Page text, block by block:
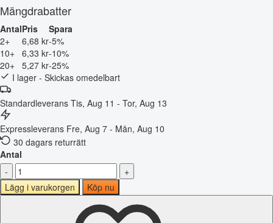
Mängdrabatter
AntalPris
Spara
2+
6,68 kr-5%
10+ 6,33 kr-10%
20+ 5,27 kr-25%
I lager - Skickas omedelbart
Standardleverans Tis, Aug 11 - Tor, Aug 13
Expressleverans Fre, Aug 7 - Mån, Aug 10
30 dagars returrätt
Antal
-
+
Lägg i varukorgen
Köp nu